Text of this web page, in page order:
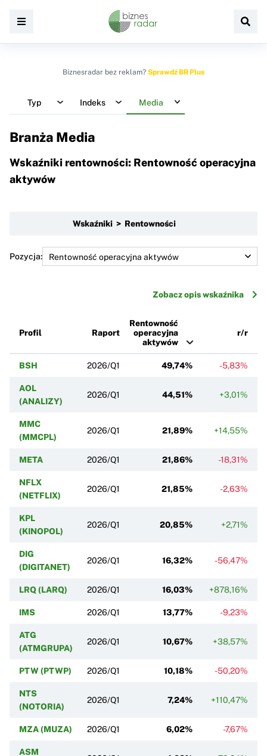
Biznesradar bez reklam? Sprawdź BR Plus
Typ Indeks Media
Branża Media
Wskaźniki rentowności: Rentowność operacyjna
aktywów
Wskaźniki > Rentowności
Pozycja:
Zobacz opis wskaźnika
Profil Raport
Rentowność
operacyjna
aktywów
r/r
BSH 2026/Q1 49,74% -5,83%
AOL
(ANALIZY)
2026/Q1 44,51% +3,01%
MMC
(MMCPL)
2026/Q1 21,89% +14,55%
META 2026/Q1 21,86% -18,31%
NFLX
(NETFLIX)
2026/Q1 21,85% -2,63%
KPL
(KINOPOL)
2026/Q1 20,85% +2,71%
DIG
(DIGITANET)
2026/Q1 16,32% -56,47%
LRQ (LARQ) 2026/Q1 16,03% +878,16%
IMS 2026/Q1 13,77% -9,23%
ATG
(ATMGRUPA)
2026/Q1 10,67% +38,57%
PTW (PTWP) 2026/Q1 10,18% -50,20%
NTS
(NOTORIA)
2026/Q1 7,24% +110,47%
MZA (MUZA) 2026/Q1 6,02% -7,67%
ASM